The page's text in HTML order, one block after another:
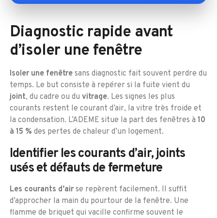
Diagnostic rapide avant
d’isoler une fenêtre
Isoler une fenêtre sans diagnostic fait souvent perdre du
temps. Le but consiste à repérer si la fuite vient du
joint, du cadre ou du vitrage. Les signes les plus
courants restent le courant d’air, la vitre très froide et
la condensation. L’ADEME situe la part des fenêtres à 10
à 15 % des pertes de chaleur d’un logement.
Identifier les courants d’air, joints
usés et défauts de fermeture
Les courants d’air se repèrent facilement. Il suffit
d’approcher la main du pourtour de la fenêtre. Une
flamme de briquet qui vacille confirme souvent le